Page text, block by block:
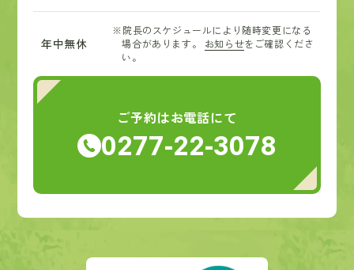
年中無休
※院長のスケジュールにより随時変更になる
場合があります。 お知らせをご確認くださ
い。
ご予約はお電話にて
0277-22-3078